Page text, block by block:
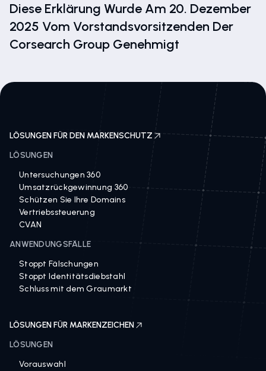
Diese Erklärung Wurde Am 20. Dezember
2025 Vom Vorstandsvorsitzenden Der
Corsearch Group Genehmigt
LÖSUNGEN FÜR DEN MARKENSCHUTZ
LÖSUNGEN
Untersuchungen 360
Umsatzrückgewinnung 360
Schützen Sie Ihre Domains
Vertriebssteuerung
CVAN
ANWENDUNGSFÄLLE
Stoppt Fälschungen
Stoppt Identitätsdiebstahl
Schluss mit dem Graumarkt
LÖSUNGEN FÜR MARKENZEICHEN
LÖSUNGEN
Vorauswahl